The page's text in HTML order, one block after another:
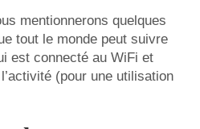
mentionnerons quelques
tout le monde peut suivre
est connecté au WiFi et
(pour une utilisation